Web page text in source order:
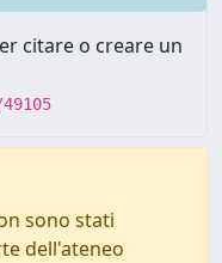
citare o creare un
sono stati
dell'ateneo